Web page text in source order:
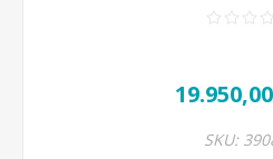
SKU: